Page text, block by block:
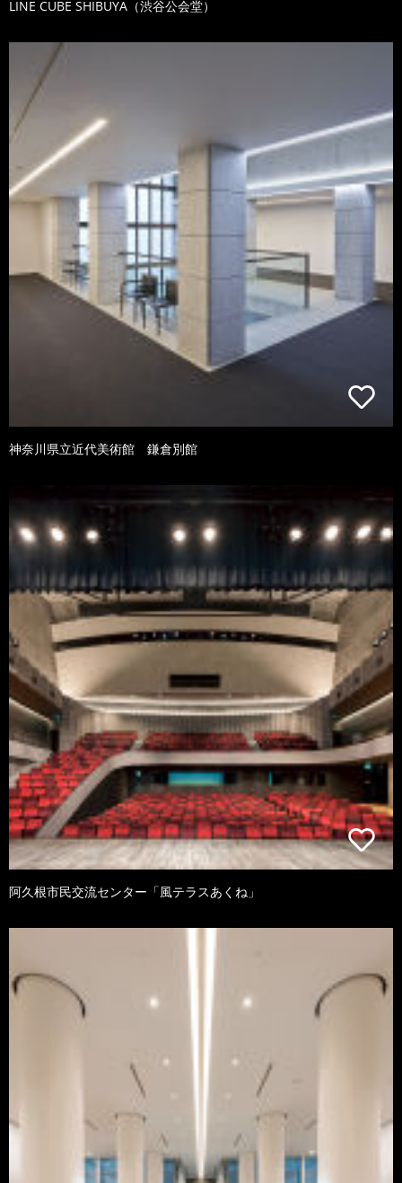
LINE CUBE SHIBUYA（渋谷公会堂）
神奈川県立近代美術館 鎌倉別館
阿久根市民交流センター「風テラスあくね」